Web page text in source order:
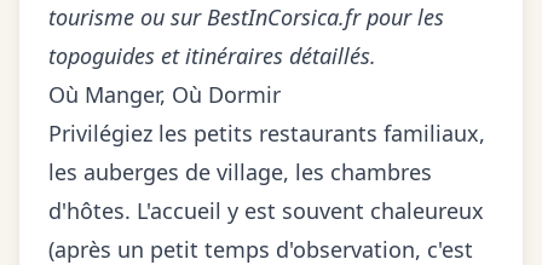
tourisme ou sur BestInCorsica.frpour les
topoguides et itinéraires détaillés.
Où Manger, Où Dormir
Privilégiez les petits restaurants familiaux,
les auberges de village, les chambres
d'hôtes. L'accueil y est souvent chaleureux
(après un petit temps d'observation, c'est